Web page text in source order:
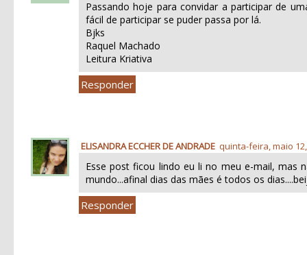
Passando hoje para convidar a participar de
fácil de participar se puder passa por lá.
Bjks
Raquel Machado
Leitura Kriativa
Responder
ELISANDRA ECCHER DE ANDRADE quinta-feira, maio
Esse post ficou lindo eu li no meu e-mail, mas
mundo...afinal dias das mães é todos os
Responder